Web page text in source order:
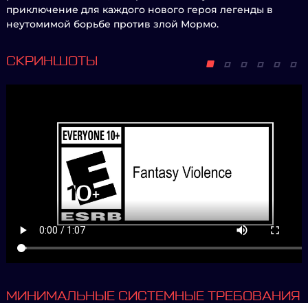
приключение для каждого нового героя легенды в
неутомимой борьбе против злой Мормо.
СКРИНШОТЫ
МИНИМАЛЬНЫЕ СИСТЕМНЫЕ ТРЕБОВАНИЯ